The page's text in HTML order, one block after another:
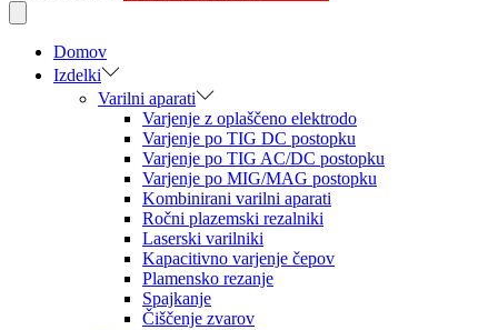
Domov
Izdelki
Varilni aparati
Varjenje z oplaščeno elektrodo
Varjenje po TIG DC postopku
Varjenje po TIG AC/DC postopku
Varjenje po MIG/MAG postopku
Kombinirani varilni aparati
Ročni plazemski rezalniki
Laserski varilniki
Kapacitivno varjenje čepov
Plamensko rezanje
Spajkanje
Čiščenje zvarov